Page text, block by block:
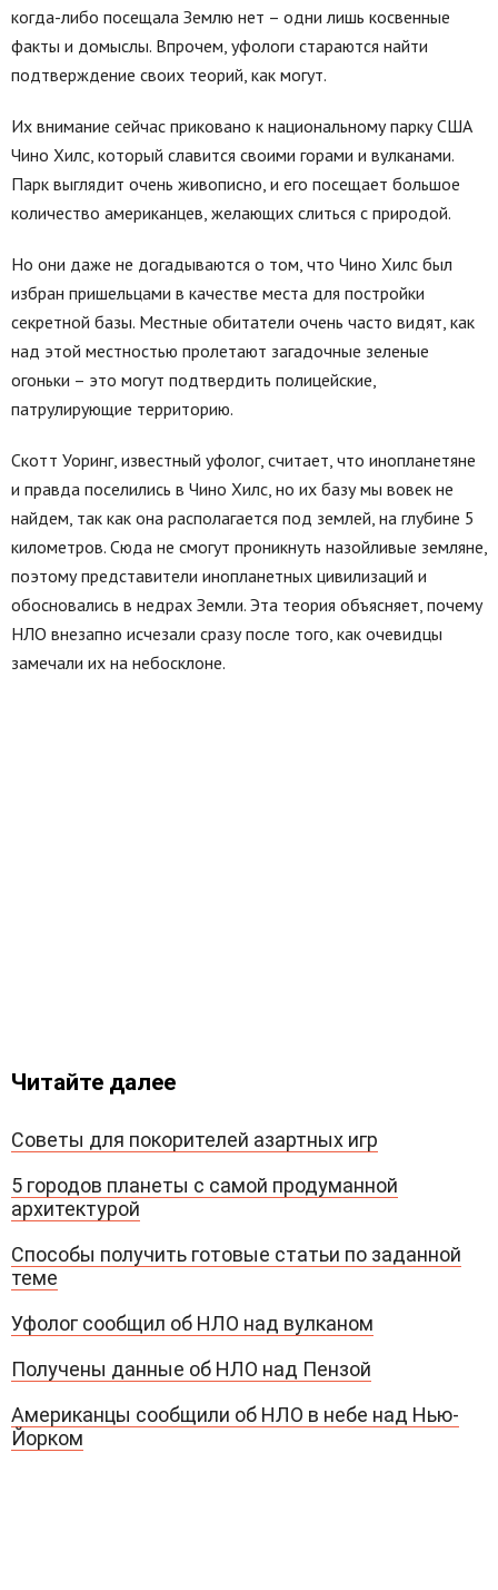
когда-либо посещала Землю нет – одни лишь косвенные
факты и домыслы. Впрочем, уфологи стараются найти
подтверждение своих теорий, как могут.
Их внимание сейчас приковано к национальному парку США
Чино Хилс, который славится своими горами и вулканами.
Парк выглядит очень живописно, и его посещает большое
количество американцев, желающих слиться с природой.
Но они даже не догадываются о том, что Чино Хилс был
избран пришельцами в качестве места для постройки
секретной базы. Местные обитатели очень часто видят, как
над этой местностью пролетают загадочные зеленые
огоньки – это могут подтвердить полицейские,
патрулирующие территорию.
Скотт Уоринг, известный уфолог, считает, что инопланетяне
и правда поселились в Чино Хилс, но их базу мы вовек не
найдем, так как она располагается под землей, на глубине 5
километров. Сюда не смогут проникнуть назойливые земляне,
поэтому представители инопланетных цивилизаций и
обосновались в недрах Земли. Эта теория объясняет, почему
НЛО внезапно исчезали сразу после того, как очевидцы
замечали их на небосклоне.
Читайте далее
Советы для покорителей азартных игр
5 городов планеты с самой продуманной
архитектурой
Способы получить готовые статьи по заданной
теме
Уфолог сообщил об НЛО над вулканом
Получены данные об НЛО над Пензой
Американцы сообщили об НЛО в небе над Нью-
Йорком